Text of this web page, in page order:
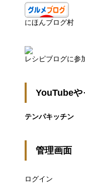
にほんブログ村
レシピブログに参
YouTubeや
テンパキッチン
管理画面
ログイン